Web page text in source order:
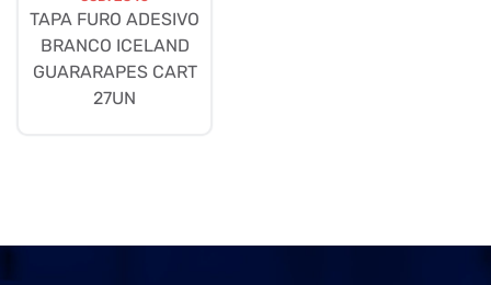
TAPA FURO ADESIVO
BRANCO ICELAND
GUARARAPES CART
27UN